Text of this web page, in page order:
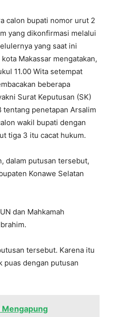
calon bupati nomor urut 2
yang dikonfirmasi melalui
yang saat ini
Makassar mengatakan,
11.00 Wita setempat
beberapa
Surat Keputusan (SK)
tentang penetapan Arsalim
wakil bupati dengan
tiga 3 itu cacat hukum.
dalam putusan tersebut,
Konawe Selatan
dan Mahkamah
tersebut. Karena itu
puas dengan putusan
Mengapung